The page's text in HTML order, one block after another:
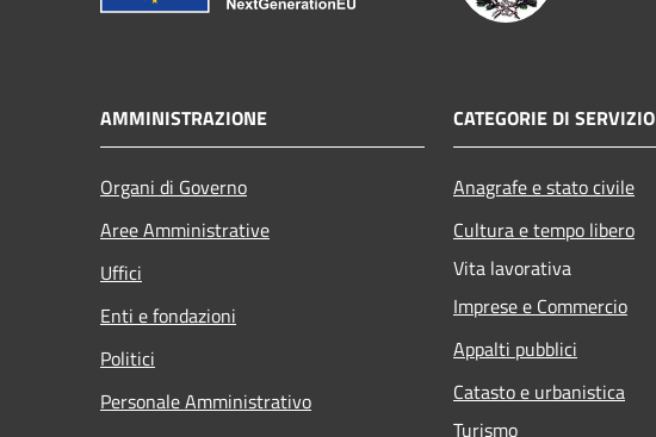
AMMINISTRAZIONE
Organi di Governo
Aree Amministrative
Uffici
Enti e fondazioni
Politici
Personale Amministrativo
CATEGORIE DI SERVIZIO
Anagrafe e stato civile
Cultura e tempo libero
Vita lavorativa
Imprese e Commercio
Appalti pubblici
Catasto e urbanistica
Turismo